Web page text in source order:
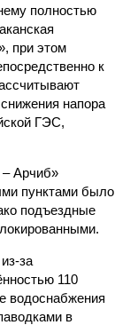
полностью
при этом
к
напора
ГЭС,
– Арчиб»
пунктами было
подъездные
за
110
водоснабжения
в